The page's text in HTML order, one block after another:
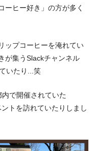
ーヒー好き」の方が多く
ップコーヒーを淹れてい
が集うSlackチャンネル
いたり...笑
で開催されていた
トを訪れていたりしまし